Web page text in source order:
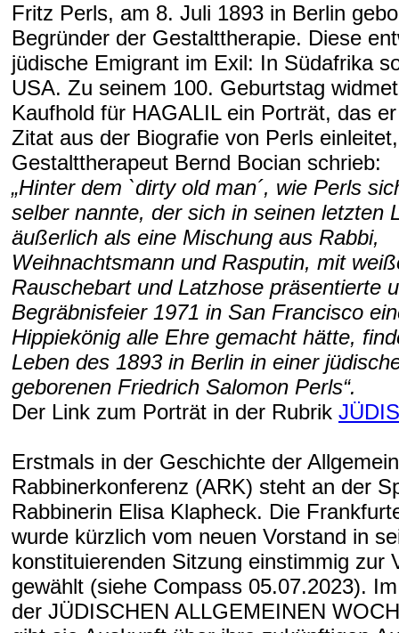
Fritz Perls, am 8. Juli 1893 in Berlin
Begründer der Gestalttherapie. Diese
jüdische Emigrant im Exil: In Südafrika
USA. Zu seinem 100. Geburtstag
Kaufhold für HAGALIL ein Porträt, das
Zitat aus der Biografie von Perls
Gestalttherapeut Bernd Bocian schrieb:
„Hinter dem `dirty old man´, wie Perls
selber nannte, der sich in seinen letzten
äußerlich als eine Mischung aus Rabbi,
Weihnachtsmann und Rasputin, mit
Rauschebart und Latzhose präsentierte
Begräbnisfeier 1971 in San Francisco
Hippiekönig alle Ehre gemacht hätte,
Leben des 1893 in Berlin in einer
geborenen Friedrich Salomon Perls“.
Der Link zum Porträt in der Rubrik
Erstmals in der Geschichte der
Rabbinerkonferenz (ARK) steht an der
Rabbinerin Elisa Klapheck. Die
wurde kürzlich vom neuen Vorstand in
konstituierenden Sitzung einstimmig zur
gewählt (siehe Compass 05.07.2023).
der JÜDISCHEN ALLGEMEINEN